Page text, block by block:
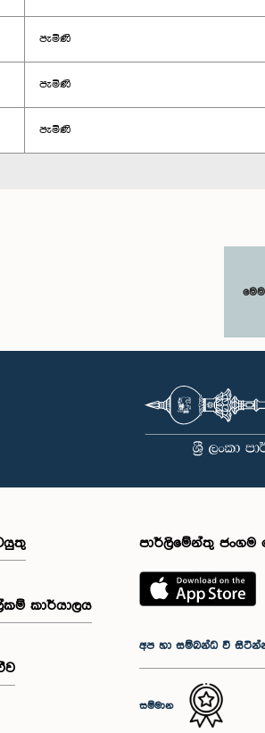
පැමිණි
පැමිණි
පැමිණි
කාර්යාලය
පාර්ලිමේන්තු ජංගම
අප හා සම්බන්ධ වී
සම්මාන